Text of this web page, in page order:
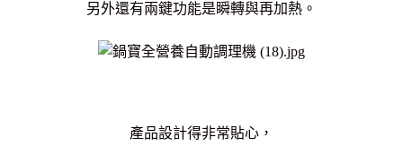
另外還有兩鍵功能是瞬轉與再加熱。
產品設計得非常貼心，